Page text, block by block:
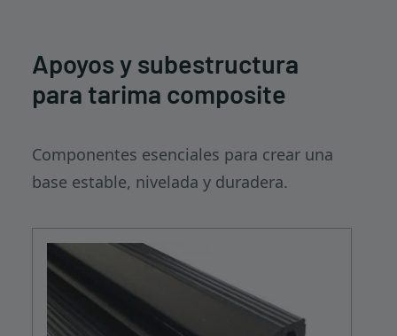
Apoyos y subestructura
para tarima composite
Componentes esenciales para crear una
base estable, nivelada y duradera.